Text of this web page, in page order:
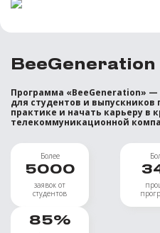
BeeGeneration
Программа «BeeGeneration»
для студентов и
практике и начать карьеру
телекоммуникационной
Более
5000
заявок от
студентов
85%